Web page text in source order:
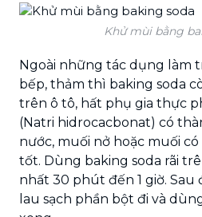
Khử mùi bằng
Ngoài những tác dụng làm
bếp, thảm thì baking soda
trên ô tô, hất phụ gia thực
(Natri hidrocacbonat) có
nước, muối nở hoặc muối
tốt. Dùng baking soda rãi
nhất 30 phút đến 1 giờ.
lau sạch phần bột đi và